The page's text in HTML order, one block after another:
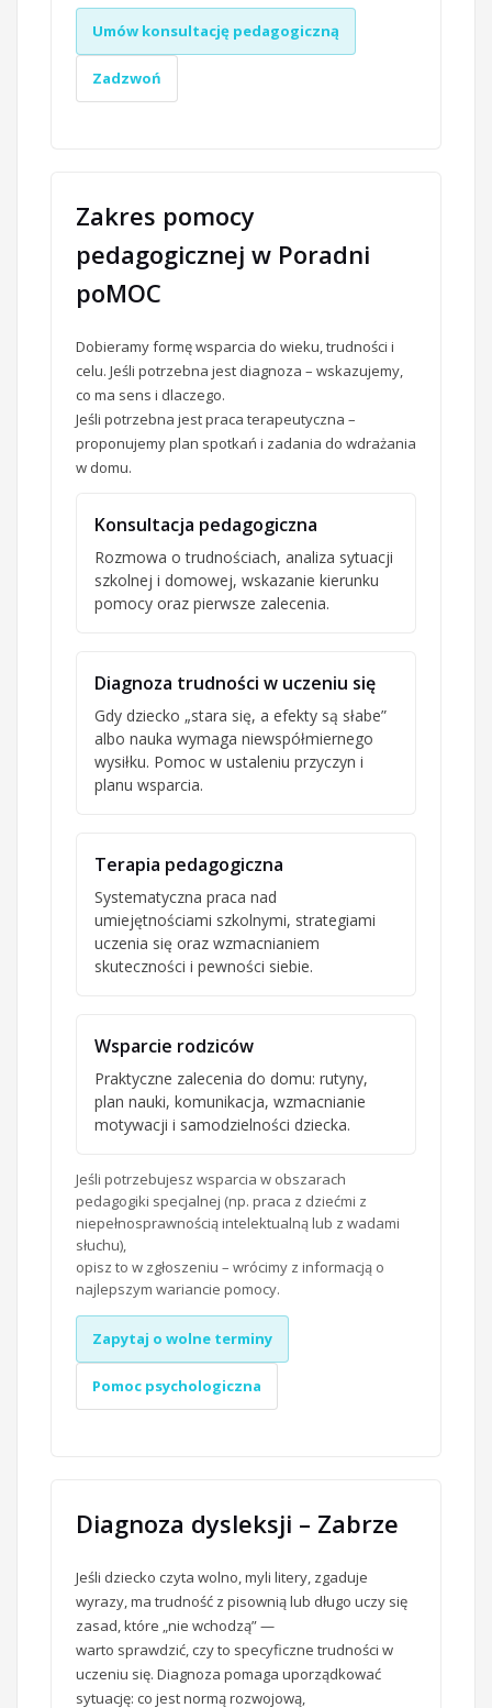
Umów konsultację pedagogiczną
Zadzwoń
Zakres pomocy
pedagogicznej w Poradni
poMOC
Dobieramy formę wsparcia do wieku, trudności i
celu. Jeśli potrzebna jest diagnoza – wskazujemy,
co ma sens i dlaczego.
Jeśli potrzebna jest praca terapeutyczna –
proponujemy plan spotkań i zadania do wdrażania
w domu.
Konsultacja pedagogiczna
Rozmowa o trudnościach, analiza sytuacji
szkolnej i domowej, wskazanie kierunku
pomocy oraz pierwsze zalecenia.
Diagnoza trudności w uczeniu się
Gdy dziecko „stara się, a efekty są słabe”
albo nauka wymaga niewspółmiernego
wysiłku. Pomoc w ustaleniu przyczyn i
planu wsparcia.
Terapia pedagogiczna
Systematyczna praca nad
umiejętnościami szkolnymi, strategiami
uczenia się oraz wzmacnianiem
skuteczności i pewności siebie.
Wsparcie rodziców
Praktyczne zalecenia do domu: rutyny,
plan nauki, komunikacja, wzmacnianie
motywacji i samodzielności dziecka.
Jeśli potrzebujesz wsparcia w obszarach
pedagogiki specjalnej (np. praca z dziećmi z
niepełnosprawnością intelektualną lub z wadami
słuchu),
opisz to w zgłoszeniu – wrócimy z informacją o
najlepszym wariancie pomocy.
Zapytaj o wolne terminy
Pomoc psychologiczna
Diagnoza dysleksji – Zabrze
Jeśli dziecko czyta wolno, myli litery, zgaduje
wyrazy, ma trudność z pisownią lub długo uczy się
zasad, które „nie wchodzą” —
warto sprawdzić, czy to specyficzne trudności w
uczeniu się. Diagnoza pomaga uporządkować
sytuację: co jest normą rozwojową,